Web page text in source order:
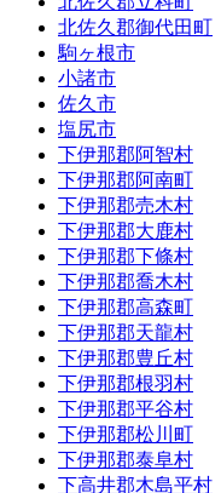
北佐久郡御代田町
駒ヶ根市
小諸市
佐久市
塩尻市
下伊那郡阿智村
下伊那郡阿南町
下伊那郡売木村
下伊那郡大鹿村
下伊那郡下條村
下伊那郡喬木村
下伊那郡高森町
下伊那郡天龍村
下伊那郡豊丘村
下伊那郡根羽村
下伊那郡平谷村
下伊那郡松川町
下伊那郡泰阜村
下高井郡木島平村